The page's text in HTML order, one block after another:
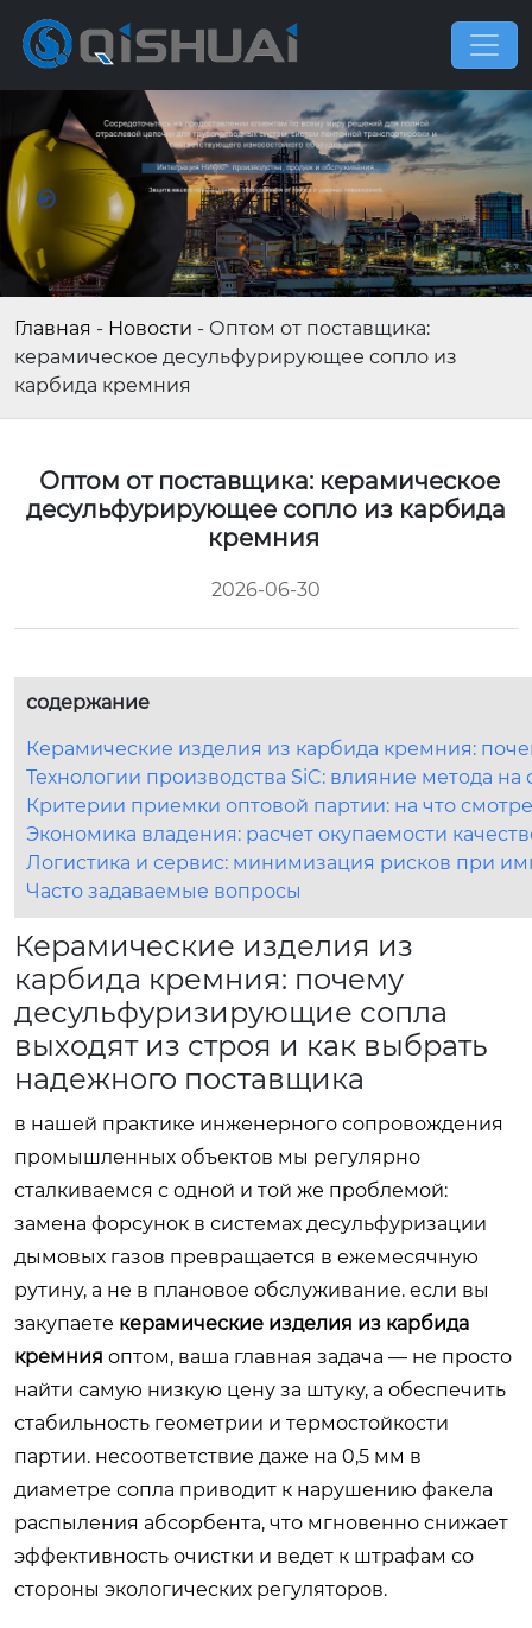
Главная - Новости - Оптом от поставщика:
керамическое десульфурирующее сопло из
карбида кремния
Оптом от поставщика: керамическое
десульфурирующее сопло из карбида
кремния
2026-06-30
содержание
Керамические изделия из карбида кремния:
Технологии производства SiC: влияние метода
Критерии приемки оптовой партии: на что
Экономика владения: расчет окупаемости
Логистика и сервис: минимизация рисков при
Часто задаваемые вопросы
Керамические изделия из
карбида кремния: почему
десульфуризирующие сопла
выходят из строя и как выбрать
надежного поставщика
в нашей практике инженерного сопровождения
промышленных объектов мы регулярно
сталкиваемся с одной и той же проблемой:
замена форсунок в системах десульфуризации
дымовых газов превращается в ежемесячную
рутину, а не в плановое обслуживание. если вы
закупаете керамические изделия из карбида
кремния оптом, ваша главная задача — не просто
найти самую низкую цену за штуку, а обеспечить
стабильность геометрии и термостойкости
партии. несоответствие даже на 0,5 мм в
диаметре сопла приводит к нарушению факела
распыления абсорбента, что мгновенно снижает
эффективность очистки и ведет к штрафам со
стороны экологических регуляторов.